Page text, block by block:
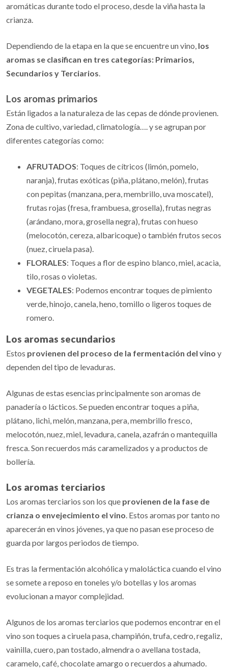
aromáticas durante todo el proceso, desde la viña hasta la
crianza.
Dependiendo de la etapa en la que se encuentre un vino, los
aromas se clasifican en tres categorías: Primarios,
Secundarios y Terciarios.
Los aromas primarios
Están ligados a la naturaleza de las cepas de dónde provienen.
Zona de cultivo, variedad, climatología…. y se agrupan por
diferentes categorías como:
AFRUTADOS: Toques de cítricos (limón, pomelo,
naranja), frutas exóticas (piña, plátano, melón), frutas
con pepitas (manzana, pera, membrillo, uva moscatel),
frutas rojas (fresa, frambuesa, grosella), frutas negras
(arándano, mora, grosella negra), frutas con hueso
(melocotón, cereza, albaricoque) o también frutos secos
(nuez, ciruela pasa).
FLORALES: Toques a flor de espino blanco, miel, acacia,
tilo, rosas o violetas.
VEGETALES: Podemos encontrar toques de pimiento
verde, hinojo, canela, heno, tomillo o ligeros toques de
romero.
Los aromas secundarios
Estos provienen del proceso de la fermentación del vino y
dependen del tipo de levaduras.
Algunas de estas esencias principalmente son aromas de
panadería o lácticos. Se pueden encontrar toques a piña,
plátano, lichi, melón, manzana, pera, membrillo fresco,
melocotón, nuez, miel, levadura, canela, azafrán o mantequilla
fresca. Son recuerdos más caramelizados y a productos de
bollería.
Los aromas terciarios
Los aromas terciarios son los que provienen de la fase de
crianza o envejecimiento el vino. Estos aromas por tanto no
aparecerán en vinos jóvenes, ya que no pasan ese proceso de
guarda por largos periodos de tiempo.
Es tras la fermentación alcohólica y maloláctica cuando el vino
se somete a reposo en toneles y/o botellas y los aromas
evolucionan a mayor complejidad.
Algunos de los aromas terciarios que podemos encontrar en el
vino son toques a ciruela pasa, champiñón, trufa, cedro, regaliz,
vainilla, cuero, pan tostado, almendra o avellana tostada,
caramelo, café, chocolate amargo o recuerdos a ahumado.